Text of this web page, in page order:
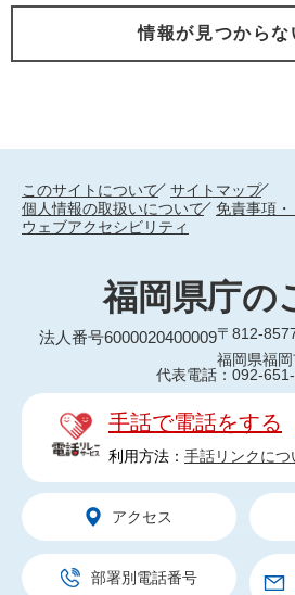
情報が見つからな
このサイトについて
サイトマップ
個人情報の取扱いについて
免責事項
ウェブアクセシビリティ
福岡県庁の
法人番号6000020400009〒812-
福岡県福
代表電話：092-
手話で電話をする
利用方法： 手話リンクにつ
アクセス
部署別電話番号